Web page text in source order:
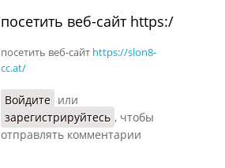
посетить веб-сайт https:/
посетить веб-сайт https://slon8-
cc.at/
Войдите или
зарегистрируйтесь , чтобы
отправлять комментарии